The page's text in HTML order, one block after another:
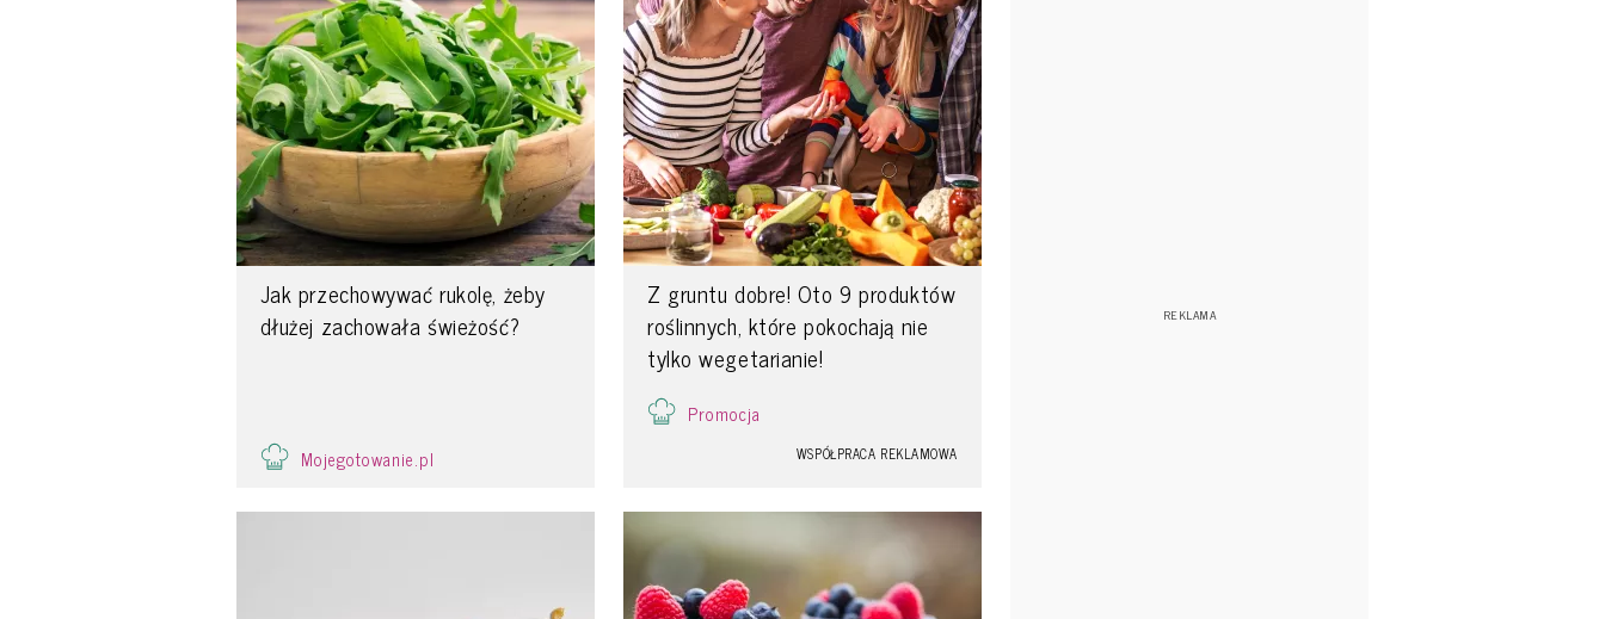
Jak przechowywać rukolę, żeby
dłużej zachowała świeżość?
Mojegotowanie.pl
Z gruntu dobre! Oto 9 produktów
roślinnych, które pokochają nie
tylko wegetarianie!
Promocja
WSPÓŁPRACA REKLAMOWA